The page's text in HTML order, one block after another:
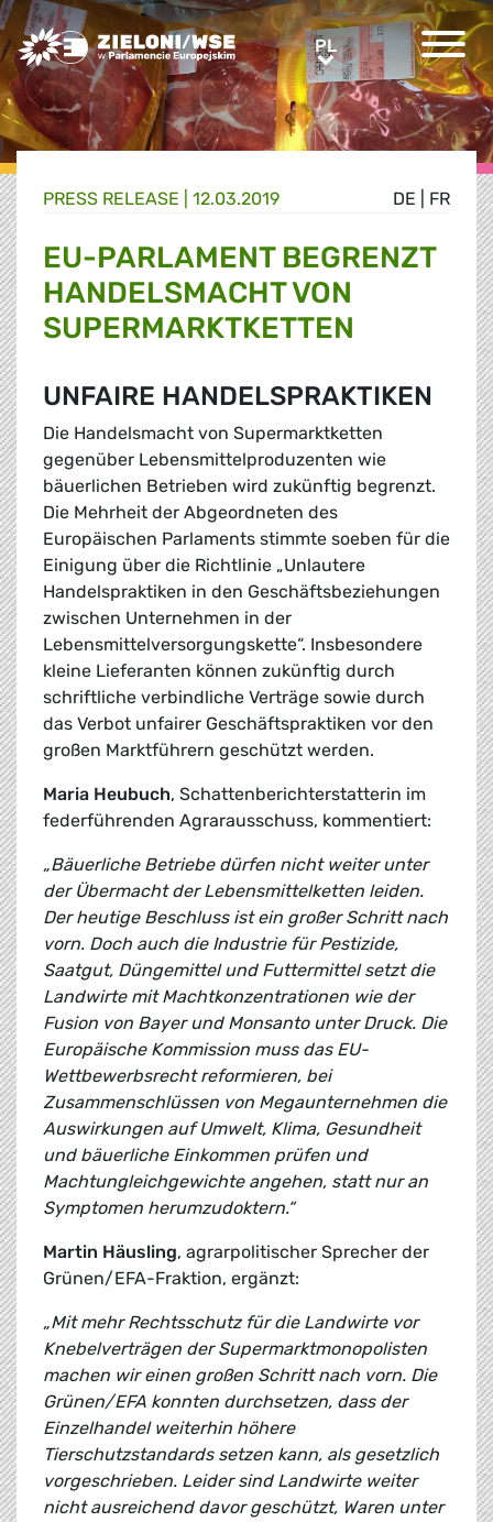
Greens/EFA Home PLPL
DE FR
PRESS RELEASE | 12.03.2019
EU-PARLAMENT BEGRENZT
HANDELSMACHT VON
SUPERMARKTKETTEN
UNFAIRE HANDELSPRAKTIKEN
Die Handelsmacht von Supermarktketten
gegenüber Lebensmittelproduzenten wie
bäuerlichen Betrieben wird zukünftig begrenzt.
Die Mehrheit der Abgeordneten des
Europäischen Parlaments stimmte soeben für die
Einigung über die Richtlinie „Unlautere
Handelspraktiken in den Geschäftsbeziehungen
zwischen Unternehmen in der
Lebensmittelversorgungskette“. Insbesondere
kleine Lieferanten können zukünftig durch
schriftliche verbindliche Verträge sowie durch
das Verbot unfairer Geschäftspraktiken vor den
großen Marktführern geschützt werden.
Maria Heubuch, Schattenberichterstatterin im
federführenden Agrarausschuss, kommentiert:
„Bäuerliche Betriebe dürfen nicht weiter unter
der Übermacht der Lebensmittelketten leiden.
Der heutige Beschluss ist ein großer Schritt nach
vorn. Doch auch die Industrie für Pestizide,
Saatgut, Düngemittel und Futtermittel setzt die
Landwirte mit Machtkonzentrationen wie der
Fusion von Bayer und Monsanto unter Druck. Die
Europäische Kommission muss das EU-
Wettbewerbsrecht reformieren, bei
Zusammenschlüssen von Megaunternehmen die
Auswirkungen auf Umwelt, Klima, Gesundheit
und bäuerliche Einkommen prüfen und
Machtungleichgewichte angehen, statt nur an
Symptomen herumzudoktern.“
Martin Häusling, agrarpolitischer Sprecher der
Grünen/EFA-Fraktion, ergänzt:
„Mit mehr Rechtsschutz für die Landwirte vor
Knebelverträgen der Supermarktmonopolisten
machen wir einen großen Schritt nach vorn. Die
Grünen/EFA konnten durchsetzen, dass der
Einzelhandel weiterhin höhere
Tierschutzstandards setzen kann, als gesetzlich
vorgeschrieben. Leider sind Landwirte weiter
nicht ausreichend davor geschützt, Waren unter